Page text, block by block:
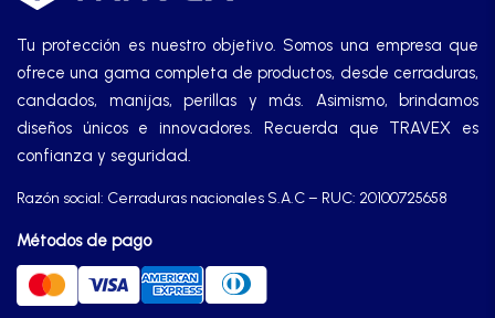
Manijas
Manillones
Otros
Perillas
Tu protección es nuestro objetivo. Somos una empresa que
ofrece una gama completa de productos, desde cerraduras,
candados, manijas, perillas y más. Asimismo, brindamos
diseños únicos e innovadores. Recuerda que TRAVEX es
confianza y seguridad.
Razón social: Cerraduras nacionales S.A.C – RUC: 20100725658
Métodos de pago